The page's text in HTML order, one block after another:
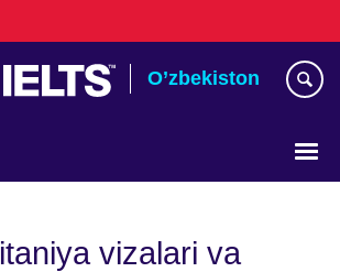
O’zbekiston
vizalari va